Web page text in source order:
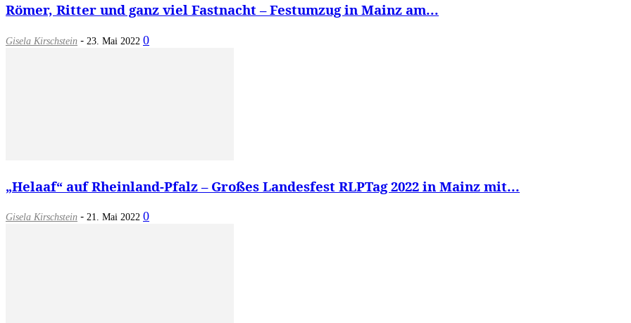
Römer, Ritter und ganz viel Fastnacht – Festumzug in Mainz am...
Gisela Kirschstein - 23. Mai 2022 0
„Helaaf“ auf Rheinland-Pfalz – Großes Landesfest RLPTag 2022 in Mainz mit...
Gisela Kirschstein - 21. Mai 2022 0